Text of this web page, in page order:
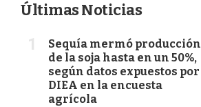
Últimas Noticias
Sequía mermó producción
de la soja hasta en un 50%,
según datos expuestos por
DIEA en la encuesta
agrícola